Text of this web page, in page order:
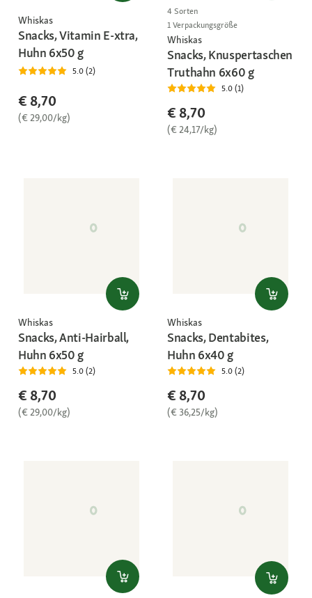
Whiskas
Snacks, Vitamin E-xtra,
Huhn 6x50 g
5.0 (2)
€ 8,70
(€ 29,00/kg)
4 Sorten
1 Verpackungsgröße
Whiskas
Snacks, Knuspertaschen
Truthahn 6x60 g
5.0 (1)
€ 8,70
(€ 24,17/kg)
Whiskas
Snacks, Anti-Hairball,
Huhn 6x50 g
5.0 (2)
€ 8,70
(€ 29,00/kg)
Whiskas
Snacks, Dentabites,
Huhn 6x40 g
5.0 (2)
€ 8,70
(€ 36,25/kg)